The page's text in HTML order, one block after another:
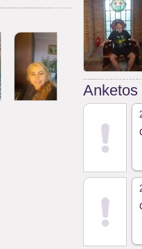
Anketos